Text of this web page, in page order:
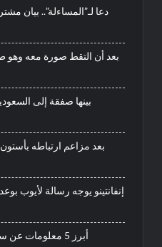
دعا لـ”المساءلة”.. بيان
بعد أن التقط صورة معه
بعد مزاعم ارتباطه
إنفانتينو يوجه رسالة لأيوب
أبرز 5 معلومات